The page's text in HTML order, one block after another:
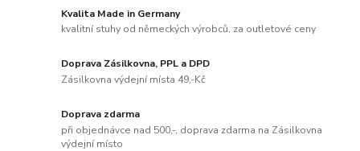
Kvalita Made in Germany
kvalitní stuhy od německých výrobců, za outletové ceny
Doprava Zásilkovna, PPL a DPD
Zásilkovna výdejní místa 49,-Kč
Doprava zdarma
při objednávce nad 500,-, doprava zdarma na Zásilkovna
výdejní místo